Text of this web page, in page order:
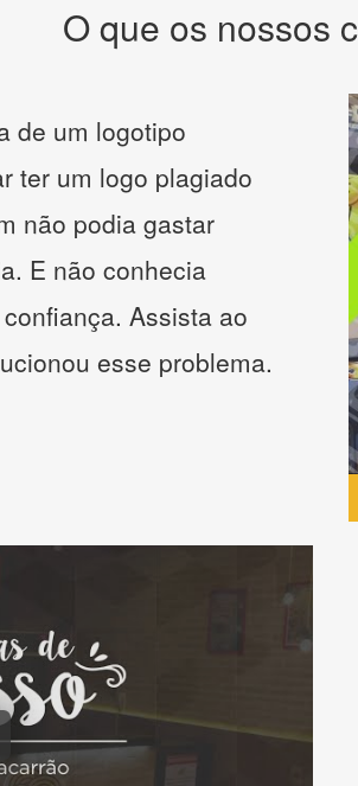
O que os nossos
de um logotipo
ter um logo plagiado
não podia gastar
E não conhecia
Assista ao
esse problema.